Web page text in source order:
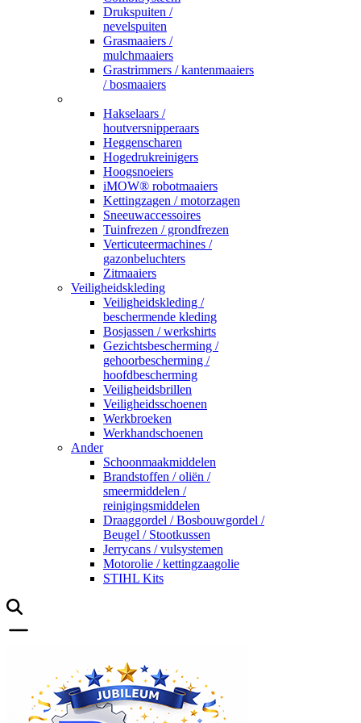
Drukspuiten /
nevelspuiten
Grasmaaiers /
mulchmaaiers
Grastrimmers / kantenmaaiers
/ bosmaaiers
Hakselaars /
houtversnipperaars
Heggenscharen
Hogedrukreinigers
Hoogsnoeiers
iMOW® robotmaaiers
Kettingzagen / motorzagen
Sneeuwaccessoires
Tuinfrezen / grondfrezen
Verticuteermachines /
gazonbeluchters
Zitmaaiers
Veiligheidskleding
Veiligheidskleding /
beschermende kleding
Bosjassen / werkshirts
Gezichtsbescherming /
gehoorbescherming /
hoofdbescherming
Veiligheidsbrillen
Veiligheidsschoenen
Werkbroeken
Werkhandschoenen
Ander
Schoonmaakmiddelen
Brandstoffen / oliën /
smeermiddelen /
reinigingsmiddelen
Draaggordel / Bosbouwgordel /
Beugel / Stootkussen
Jerrycans / vulsystemen
Motorolie / kettingzaagolie
STIHL Kits